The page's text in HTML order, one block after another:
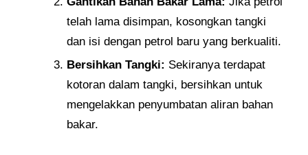
telah lama disimpan, kosongkan tangki
dan isi dengan petrol baru yang berkualiti.
Bersihkan Tangki: Sekiranya terdapat
kotoran dalam tangki, bersihkan untuk
mengelakkan penyumbatan aliran bahan
bakar.